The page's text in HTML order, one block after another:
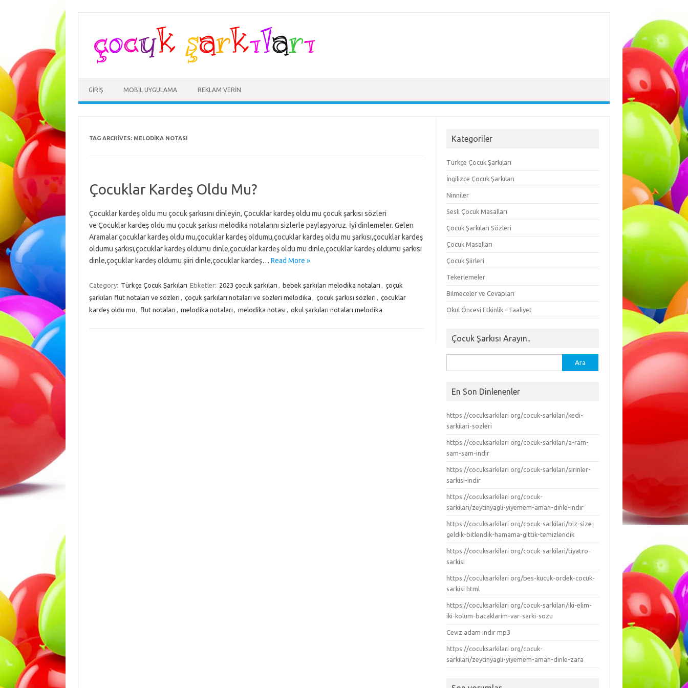
GIRIŞ MOBIL UYGULAMA REKLAM VERIN
TAG ARCHIVES: MELODIKA NOTASI
Çocuklar Kardeş Oldu Mu?
Çocuklar kardeş oldu mu çocuk şarkısını dinleyin, Çocuklar kardeş oldu mu çocuk şarkısı sözleri
ve Çocuklar kardeş oldu mu çocuk şarkısı melodika notalarını sizlerle paylaşıyoruz. İyi dinlemeler. Gelen
Aramalar:çocuklar kardeş oldu mu,çocuklar kardeş oldumu,çocuklar kardeş oldu mu şarkısı,çocuklar kardeş
oldumu şarkısı,çocuklar kardeş oldumu dinle,çocuklar kardeş oldu mu dinle,çocuklar kardeş oldumu şarkısı
dinle,çoçuklar kardeş oldumu şiiri dinle,çocuklar kardeş… Read More »
Category: Türkçe Çocuk Şarkıları Etiketler: 2023 çocuk şarkıları , bebek şarkıları melodika notaları , çoçuk
şarkıları flüt notaları ve sözleri , çoçuk şarkıları notaları ve sözleri melodika , çocuk şarkısı sözleri , çocuklar
kardeş oldu mu , flut notaları , melodika notaları , melodika notası , okul şarkıları notaları melodika
Kategoriler
Türkçe Çocuk Şarkıları
İngilizce Çocuk Şarkıları
Ninniler
Sesli Çocuk Masalları
Çocuk Şarkıları Sözleri
Çocuk Masalları
Çocuk Şiirleri
Tekerlemeler
Bilmeceler ve Cevapları
Okul Öncesi Etkinlik – Faaliyet
Çocuk Şarkısı Arayın..
En Son Dinlenenler
https://cocuksarkilari org/cocuk-sarkilari/kedi-
sarkilari-sozleri
https://cocuksarkilari org/cocuk-sarkilari/a-ram-
sam-sam-indir
https://cocuksarkilari org/cocuk-sarkilari/sirinler-
sarkisi-indir
https://cocuksarkilari org/cocuk-
sarkilari/zeytinyagli-yiyemem-aman-dinle-indir
https://cocuksarkilari org/cocuk-sarkilari/biz-size-
geldik-bitlendik-hamama-gittik-temizlendik
https://cocuksarkilari org/cocuk-sarkilari/tiyatro-
sarkisi
https://cocuksarkilari org/bes-kucuk-ordek-cocuk-
sarkisi html
https://cocuksarkilari org/cocuk-sarkilari/iki-elim-
iki-kolum-bacaklarim-var-sarki-sozu
Cevız adam ındır mp3
https://cocuksarkilari org/cocuk-
sarkilari/zeytinyagli-yiyemem-aman-dinle-zara